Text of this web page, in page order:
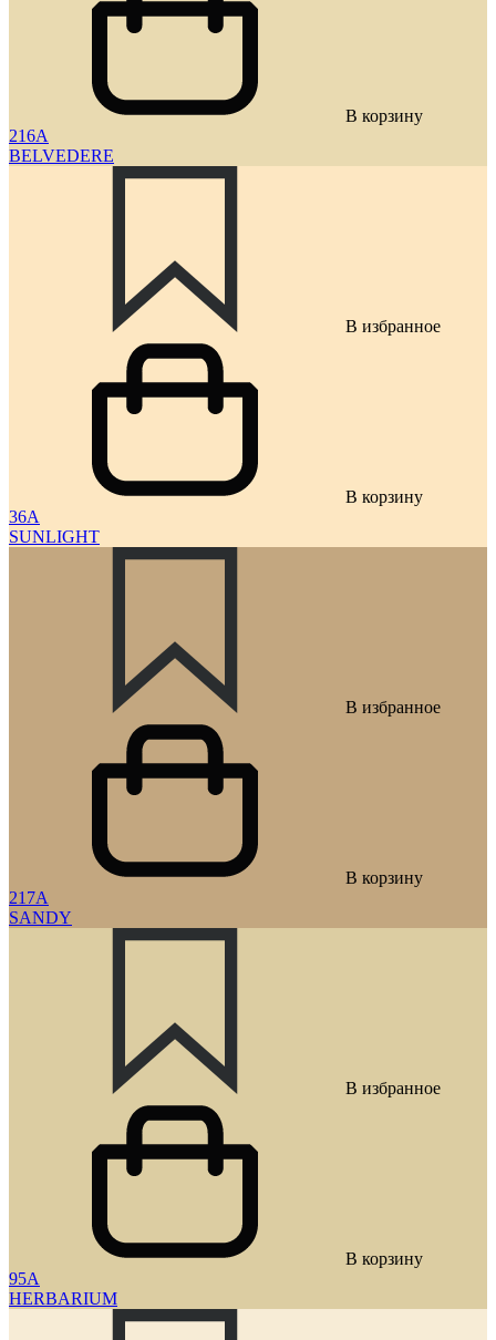
В корзину
216A
BELVEDERE
В избранное
В корзину
36A
SUNLIGHT
В избранное
В корзину
217A
SANDY
В избранное
В корзину
95A
HERBARIUM